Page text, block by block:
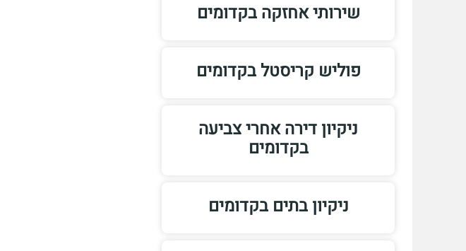
שירותי אחזקה בקדומים
פוליש קריסטל בקדומים
ניקיון דירה אחרי צביעה
בקדומים
ניקיון בתים בקדומים